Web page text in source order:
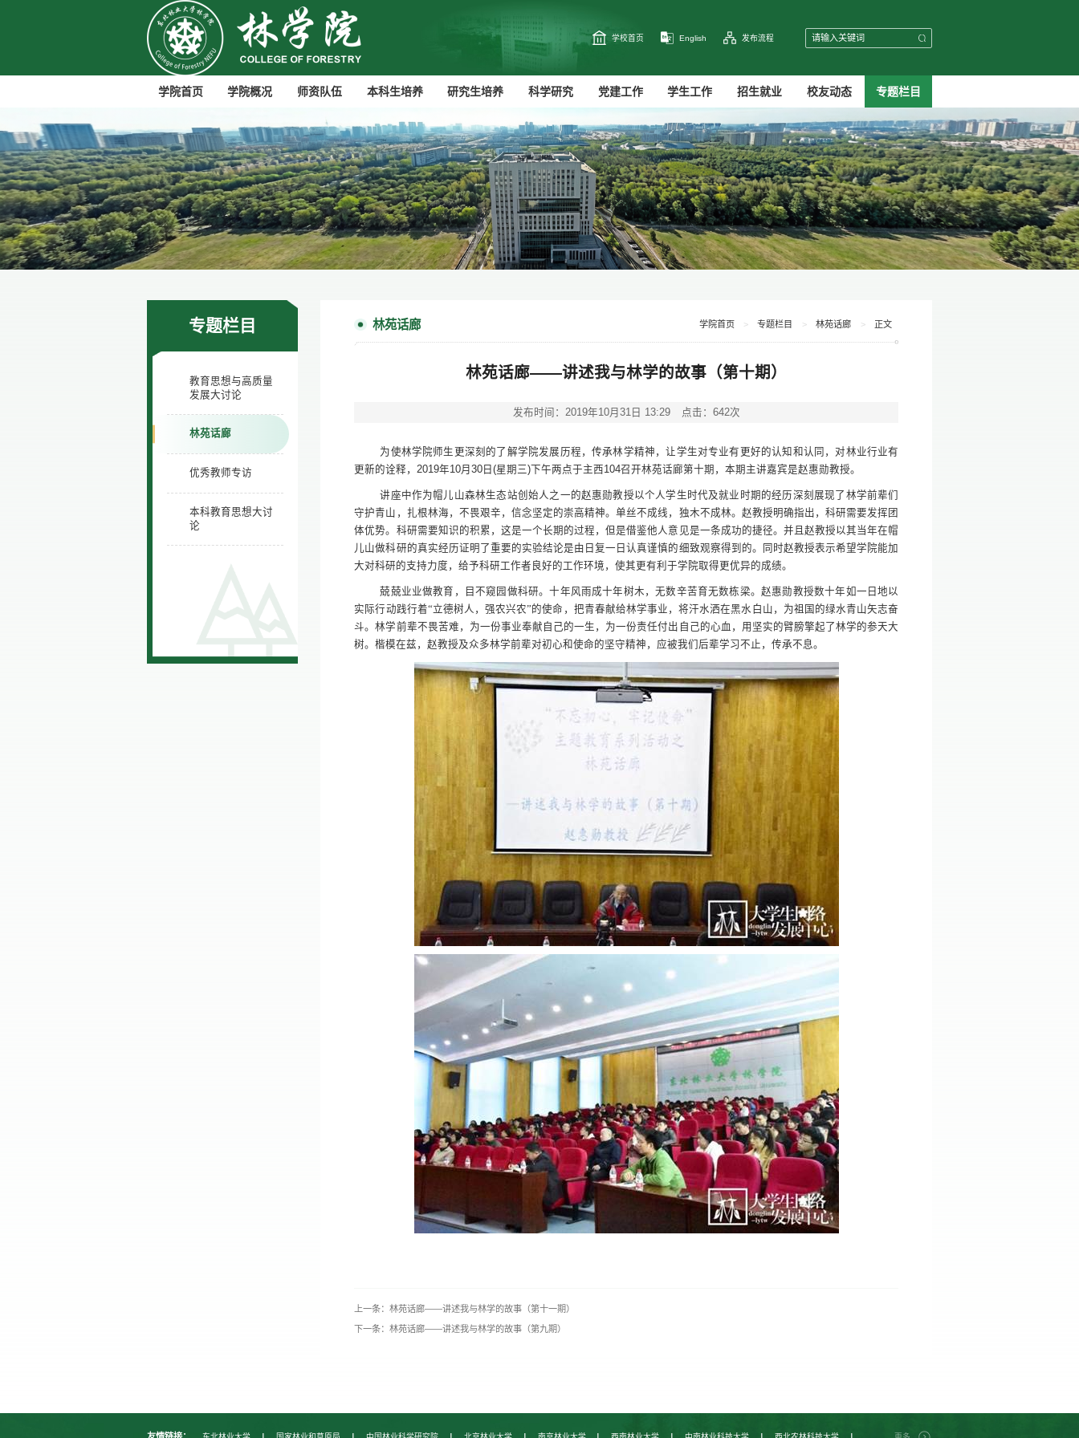
学校首页 English 发布流程
学院首页 学院概况 师资队伍 本科生培养 研究生培养 科学研究 党建工作 学生工作 招生就业 校友动态 专题栏目
专题栏目
教育思想与高质量
发展大讨论
林苑话廊
优秀教师专访
本科教育思想大讨
论
林苑话廊 学院首页 > 专题栏目 > 林苑话廊 > 正文
林苑话廊——讲述我与林学的故事（第十期）
发布时间：2019年10月31日 13:29 点击： 642次
为使林学院师生更深刻的了解学院发展历程，传承林学精神，让学生对专业有更好的认知和认同，对林业行业有
更新的诠释， 2019年10月30 日(星期三)下午两点于主西104召开林苑话廊第十期，本期主讲嘉宾是赵惠勋教授。
讲座中作为帽儿山森林生态站创始人之一的赵惠勋教授以个人学生时代及就业时期的经历深刻展现了林学前辈们
守护青山，扎根林海，不畏艰辛，信念坚定的崇高精神。单丝不成线，独木不成林。赵教授明确指出，科研需要发挥团
体优势。科研需要知识的积累，这是一个长期的过程，但是借鉴他人意见是一条成功的捷径。并且赵教授以其当年在帽
儿山做科研的真实经历证明了重要的实验结论是由日复一日认真谨慎的细致观察得到的。同时赵教授表示希望学院能加
大对科研的支持力度，给予科研工作者良好的工作环境，使其更有利于学院取得更优异的成绩。
兢兢业业做教育，目不窥园做科研。十年风雨成十年树木，无数辛苦育无数栋梁。赵惠勋教授数十年如一日地以
实际行动践行着“立德树人，强农兴农”的使命，把青春献给林学事业，将汗水洒在黑水白山，为祖国的绿水青山矢志奋
斗。林学前辈不畏苦难，为一份事业奉献自己的一生，为一份责任付出自己的心血，用坚实的臂膀擎起了林学的参天大
树。楷模在兹，赵教授及众多林学前辈对初心和使命的坚守精神，应被我们后辈学习不止，传承不息。
上一条：林苑话廊——讲述我与林学的故事（第十一期）
下一条：林苑话廊——讲述我与林学的故事（第九期）